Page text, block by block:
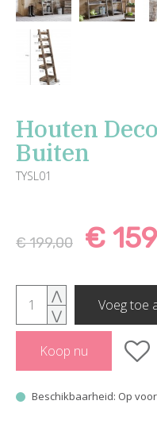
Houten
Buiten
TYSL01
€ 199,00 €
⋀
⋁
Voeg toe
Koop nu
Beschikbaarheid: Op